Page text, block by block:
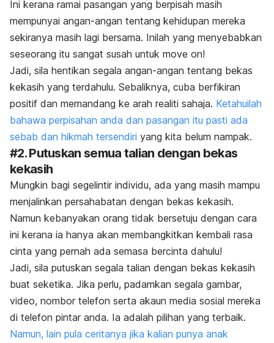
Ini kerana ramai pasangan yang berpisah masih
mempunyai angan-angan tentang kehidupan mereka
sekiranya masih lagi bersama. Inilah yang menyebabkan
seseorang itu sangat susah untuk move on!
Jadi, sila hentikan segala angan-angan tentang bekas
kekasih yang terdahulu. Sebaliknya, cuba berfikiran
positif dan memandang ke arah realiti sahaja. Ketahuilah
bahawa perpisahan anda dan pasangan itu pasti ada
sebab dan hikmah tersendiri yang kita belum nampak.
#2. Putuskan semua talian dengan bekas
kekasih
Mungkin bagi segelintir individu, ada yang masih mampu
menjalinkan persahabatan dengan bekas kekasih.
Namun kebanyakan orang tidak bersetuju dengan cara
ini kerana ia hanya akan membangkitkan kembali rasa
cinta yang pernah ada semasa bercinta dahulu!
Jadi, sila putuskan segala talian dengan bekas kekasih
buat seketika. Jika perlu, padamkan segala gambar,
video, nombor telefon serta akaun media sosial mereka
di telefon pintar anda. Ia adalah pilihan yang terbaik.
Namun, lain pula ceritanya jika kalian punya anak